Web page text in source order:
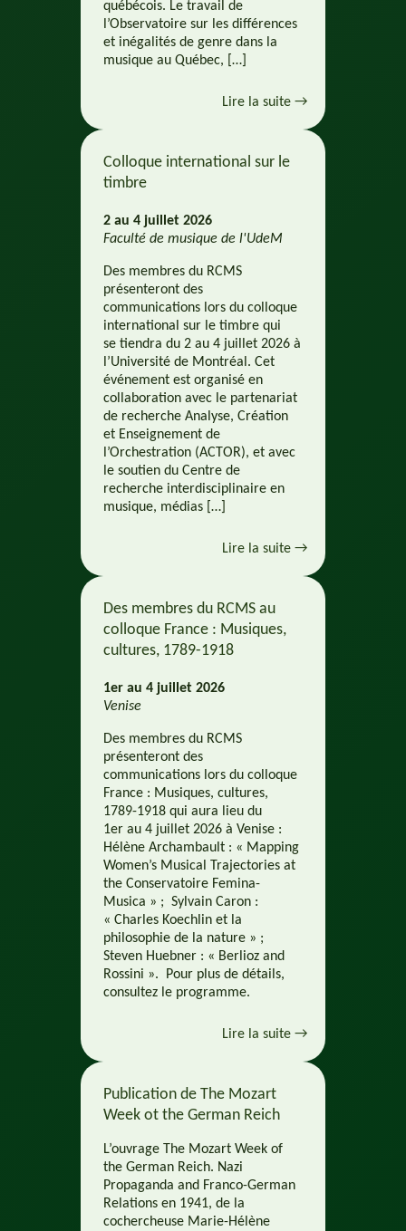
québécois. Le travail de
l’Observatoire sur les différences
et inégalités de genre dans la
musique au Québec, […]
Lire la suite →
Colloque international sur le
timbre
2 au 4 juillet 2026
Faculté de musique de l'UdeM
Des membres du RCMS
présenteront des
communications lors du colloque
international sur le timbre qui
se tiendra du 2 au 4 juillet 2026 à
l’Université de Montréal. Cet
événement est organisé en
collaboration avec le partenariat
de recherche Analyse, Création
et Enseignement de
l’Orchestration (ACTOR), et avec
le soutien du Centre de
recherche interdisciplinaire en
musique, médias […]
Lire la suite →
Des membres du RCMS au
colloque France : Musiques,
cultures, 1789-1918
1er au 4 juillet 2026
Venise
Des membres du RCMS
présenteront des
communications lors du colloque
France : Musiques, cultures,
1789-1918 qui aura lieu du
1er au 4 juillet 2026 à Venise :
Hélène Archambault : « Mapping
Women’s Musical Trajectories at
the Conservatoire Femina-
Musica » ; Sylvain Caron :
« Charles Koechlin et la
philosophie de la nature » ;
Steven Huebner : « Berlioz and
Rossini ». Pour plus de détails,
consultez le programme.
Lire la suite →
Publication de The Mozart
Week ot the German Reich
L’ouvrage The Mozart Week of
the German Reich. Nazi
Propaganda and Franco-German
Relations en 1941, de la
cochercheuse Marie-Hélène